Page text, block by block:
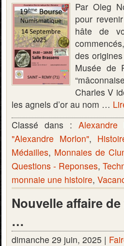
Par Oleg
pour
hâte de
des
Musée de
Charles V
les agnels d’or au nom …
Classé dans : Alexandre
"Alexandre Morlon",
Médailles, Monnaies de
Questions - Reponses,
monnaie une histoire,
Nouvelle affaire
…
dimanche 29 juin, 2025 |